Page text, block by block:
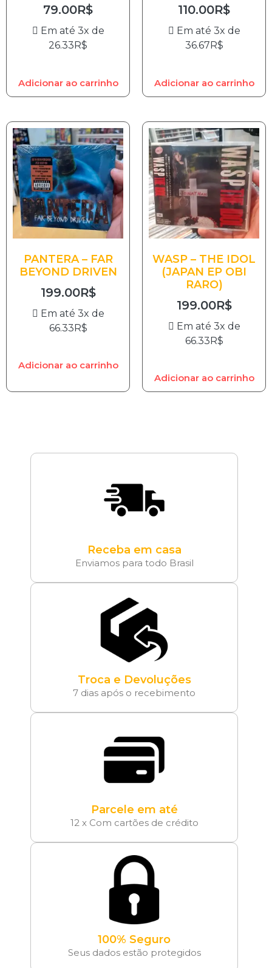
79.00R$
Em até 3x de
26.33R$
Adicionar ao carrinho
110.00R$
Em até 3x de
36.67R$
Adicionar ao carrinho
PANTERA – FAR
BEYOND DRIVEN
199.00R$
Em até 3x de
66.33R$
Adicionar ao carrinho
WASP – THE IDOL
(JAPAN EP OBI
RARO)
199.00R$
Em até 3x de
66.33R$
Adicionar ao carrinho
Receba em casa
Enviamos para todo Brasil
Troca e Devoluções
7 dias após o recebimento
Parcele em até
12 x Com cartões de crédito
100% Seguro
Seus dados estão protegidos